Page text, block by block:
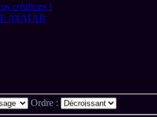
créations !
AVATAR
Ordre :